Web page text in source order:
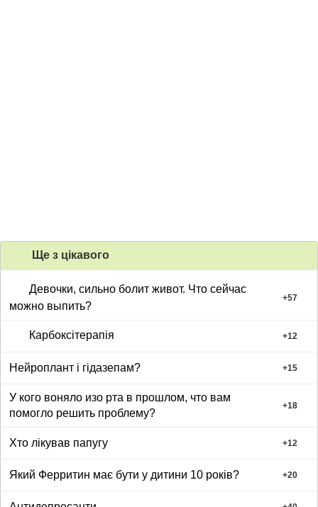
Ще з цiкавого
Девочки, сильно болит живот. Что сейчас
можно выпить?
+57
Карбоксітерапія +12
Нейроплант і гідазепам? +15
У кого воняло изо рта в прошлом, что вам
помогло решить проблему?
+18
Хто лікував папугу +12
Який Ферритин має бути у дитини 10 років? +20